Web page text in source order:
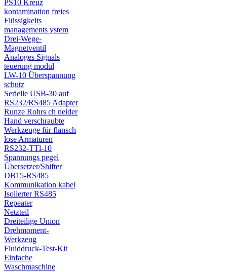
PS10 Kreuz
kontamination freies
Flüssigkeits
managements ystem
Drei-Wege-
Magnetventil
Analoges Signals
teuerung modul
LW-10 Überspannung
schutz
Serielle USB-30 auf
RS232/RS485 Adapter
Runze Rohrs ch neider
Hand verschraubte
Werkzeuge für flansch
lose Armaturen
RS232-TTl-10
Spannungs pegel
Übersetzer/Shifter
DB15-RS485
Kommunikation kabel
Isolierter RS485
Repeater
Netzteil
Dreiteilige Union
Drehmoment-
Werkzeug
Fluiddruck-Test-Kit
Einfache
Waschmaschine